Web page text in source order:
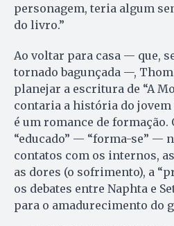
personagem, teria algum
do livro.”
Ao voltar para casa — que,
tornado bagunçada —,
planejar a escritura de “A
contaria a história do jovem
é um romance de formação.
“educado” — “forma-se” —
contatos com os internos,
as dores (o sofrimento), a
os debates entre Naphta e
para o amadurecimento do